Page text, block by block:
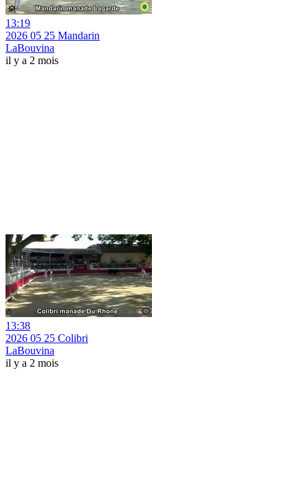
13:19
2026 05 25 Mandarin
LaBouvina
il y a 2 mois
13:38
2026 05 25 Colibri
LaBouvina
il y a 2 mois